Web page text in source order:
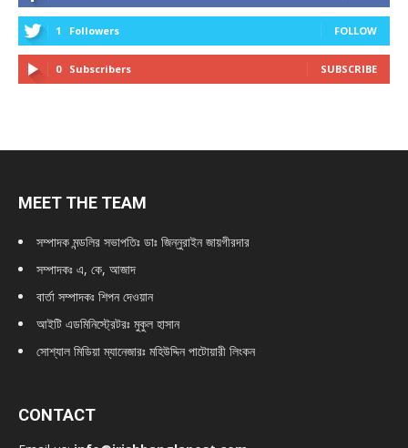
1 Followers FOLLOW
0 Subscribers SUBSCRIBE
MEET THE TEAM
সম্পাদক মন্ডলির সভাপতিঃ ডাঃ জিন্নুরাইন জায়গীরদার
সম্পাদকঃ এ, কে, আজাদ
বার্তা সম্পাদকঃ শিপন দেওয়ান
আইটি এডমিনিস্ট্রেটরঃ মুকুল হাসান
সোশ্যাল মিডিয়া ম্যানেজারঃ মহিউদ্দিন পাটোয়ারী লিংকন
CONTACT